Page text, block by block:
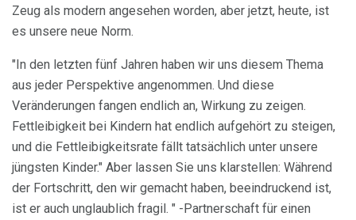
Zeug als modern angesehen worden, aber jetzt, heute, ist
es unsere neue Norm.
"In den letzten fünf Jahren haben wir uns diesem Thema
aus jeder Perspektive angenommen. Und diese
Veränderungen fangen endlich an, Wirkung zu zeigen.
Fettleibigkeit bei Kindern hat endlich aufgehört zu steigen,
und die Fettleibigkeitsrate fällt tatsächlich unter unsere
jüngsten Kinder." Aber lassen Sie uns klarstellen: Während
der Fortschritt, den wir gemacht haben, beeindruckend ist,
ist er auch unglaublich fragil. " -Partnerschaft für einen